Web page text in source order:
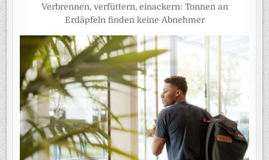
Verbrennen, verfüttern, einackern: Tonnen an
Erdäpfeln finden keine Abnehmer